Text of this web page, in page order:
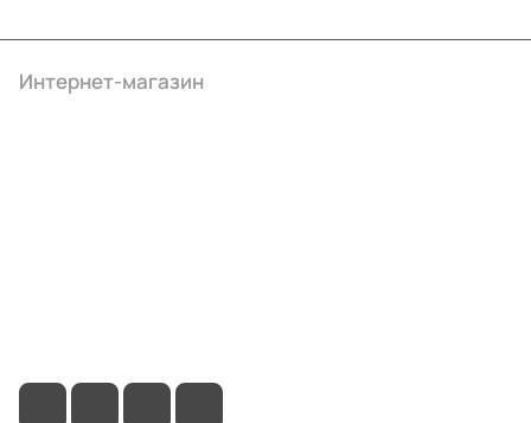
Интернет-магазин